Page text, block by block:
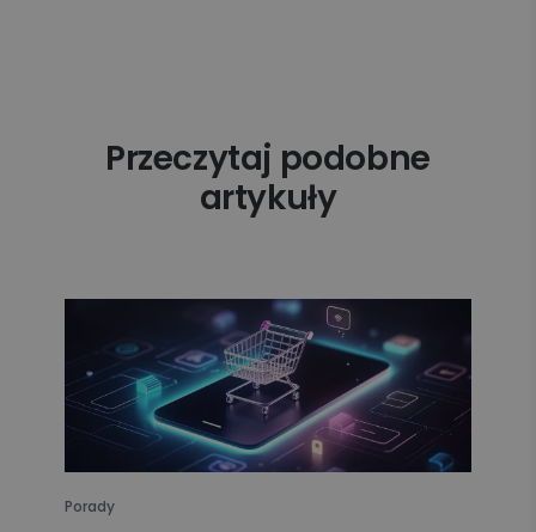
Przeczytaj podobne
artykuły
Porady